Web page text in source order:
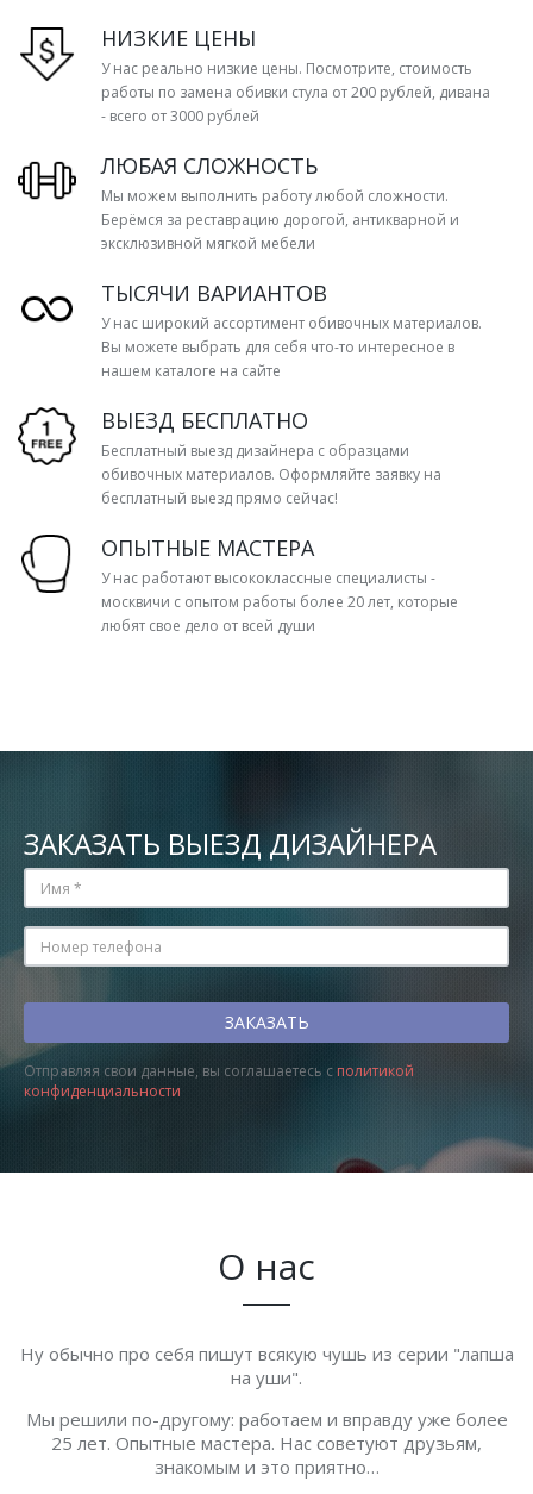
НИЗКИЕ ЦЕНЫ
У нас реально низкие цены. Посмотрите, стоимость
работы по замена обивки стула от 200 рублей, дивана
- всего от 3000 рублей
ЛЮБАЯ СЛОЖНОСТЬ
Мы можем выполнить работу любой сложности.
Берёмся за реставрацию дорогой, антикварной и
эксклюзивной мягкой мебели
ТЫСЯЧИ ВАРИАНТОВ
У нас широкий ассортимент обивочных материалов.
Вы можете выбрать для себя что-то интересное в
нашем каталоге на сайте
ВЫЕЗД БЕСПЛАТНО
Бесплатный выезд дизайнера с образцами
обивочных материалов. Оформляйте заявку на
бесплатный выезд прямо сейчас!
ОПЫТНЫЕ МАСТЕРА
У нас работают высококлассные специалисты -
москвичи с опытом работы более 20 лет, которые
любят свое дело от всей души
ЗАКАЗАТЬ ВЫЕЗД ДИЗАЙНЕРА
Отправляя свои данные, вы соглашаетесь с политикой
конфиденциальности
О нас
Ну обычно про себя пишут всякую чушь из серии "лапша
на уши".
Мы решили по-другому: работаем и вправду уже более
25 лет. Опытные мастера. Нас советуют друзьям,
знакомым и это приятно…